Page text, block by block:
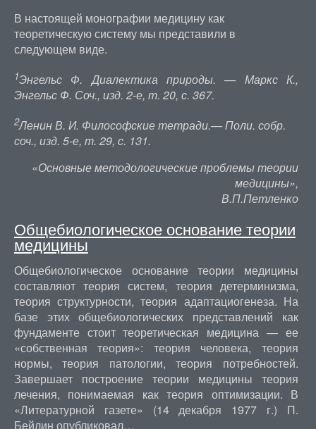
В настоящей монографии медицину как
теоретическую систему мы представили в
следующем виде.
1Энгельс Ф. Диалектика природы. — Маркс К.,
Энгельс Ф. Соч., изд. 2-е, т. 20, с. 367.
2Ленин В. И. Философские тетради.— Поли. собр.
соч., изд. 5-е, т. 29, с. 131.
«Основные методологические проблемы теории
медицины»,
В.П.Петленко
Общебиологическое основание теории
медицины
Общебиологическое основание теории медицины
составляют теория систем, теория детерминизма,
теория структурности, теория адаптациогенеза. На
базе этих общебиологических представлений как
фундаменте стоит теоретическая медицина — ее
«собственная теория»: теория человека, теория
нормы, теория патологии, теория потребностей.
Завершает построение теории медицины теория
лечения, понимаемая как теория оптимизации. В
«Литературной газете» (14 декабря 1977 г.) П.
Бейлин опубликовал…